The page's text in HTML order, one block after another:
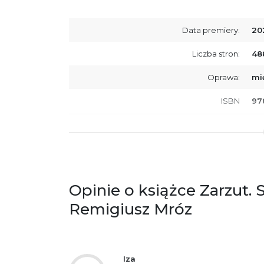
Data premiery:
Liczba stron:
Oprawa:
ISBN
Ostrzeżenia oraz informacje dotyczące
Opinie o książce Zarzut.
Remigiusz Mróz
Iza